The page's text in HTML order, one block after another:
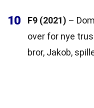
10 F9 (2021) –
over for nye
bror, Jakob,